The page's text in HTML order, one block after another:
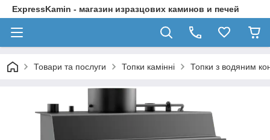
ExpressKamin - магазин изразцових каминов и печей
Товари та послуги Топки камінні Топки з водяним